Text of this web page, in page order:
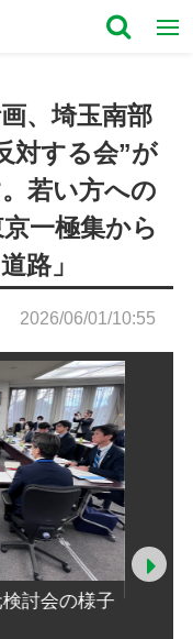
、埼玉南部
対する会”が
若い方への
一極集から
路」
2026/06/01/10:55
討会の様子